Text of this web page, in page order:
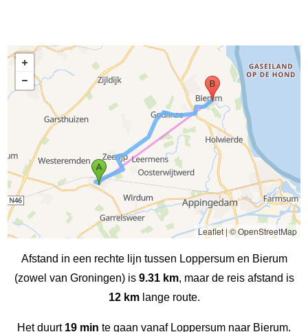
Leaflet|© OpenStreetMap
Afstand in een rechte lijn tussen Loppersum en Bierum
(zowel van Groningen) is 9.31 km, maar de reis afstand is
12 kmlange route.
Het duurt 19 min te gaan vanaf Loppersum naar Bierum.